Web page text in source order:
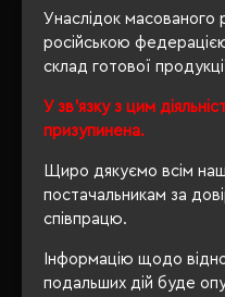
Унаслідок масованого
російською
склад готової
У зв'язку з цим
призупинена.
Щиро дякуємо всім
постачальникам за
співпрацю.
Інформацію щодо
подальших дій буде
ВІДГУКИ
РЕКОМЕНДУЄМО